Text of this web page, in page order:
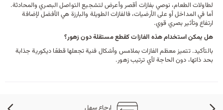
لطاولات الطعام، نوصي بفازات أقصر وأعرض لتشجيع التواصل البصري والمحادثة.
أما في المداخل أو على الأرضيات، فالفازات الطويلة والبارزة هي الأفضل لإضافة
ارتفاع وتأثير بصري قوي.
هل يمكن استخدام هذه الفازات كقطع مستقلة دون زهور؟
بالتأكيد. تتميز معظم الفازات بملامس وأشكال فنية تجعلها قطعًا ديكورية جذابة
بحد ذاتها، دون الحاجة لأي ترتيب زهور.